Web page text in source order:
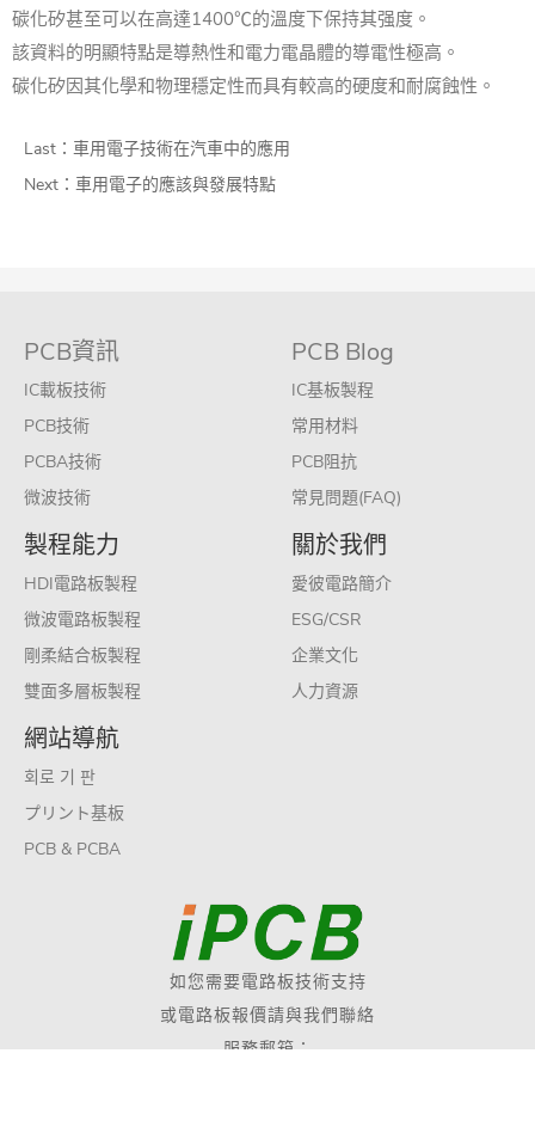
碳化矽甚至可以在高達1400℃的溫度下保持其强度。
該資料的明顯特點是導熱性和電力電晶體的導電性極高。
碳化矽因其化學和物理穩定性而具有較高的硬度和耐腐蝕性。
Last： 車用電子技術在汽車中的應用
Next： 車用電子的應該與發展特點
PCB資訊
IC載板技術
PCB技術
PCBA技術
微波技術
PCB Blog
IC基板製程
常用材料
PCB阻抗
常見問題(FAQ)
製程能力
HDI電路板製程
微波電路板製程
剛柔結合板製程
雙面多層板製程
關於我們
愛彼電路簡介
ESG/CSR
企業文化
人力資源
網站導航
회로 기 판
プリント基板
PCB & PCBA
如您需要電路板技術支持
或電路板報價請與我們聯絡
服務郵箱：